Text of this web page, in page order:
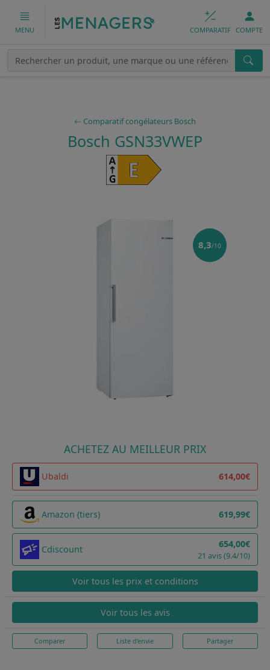
MENU COMPARATIF COMPTE
Comparatif congélateurs Bosch
Bosch GSN33VWEP
8,3/10
ACHETEZ AU MEILLEUR PRIX
Ubaldi 614,00€
Amazon (tiers) 619,99€
Cdiscount 654,00€
21 avis (9.4/10)
Voir tous les prix et conditions
Voir tous les avis
Comparer Liste d'envie Partager